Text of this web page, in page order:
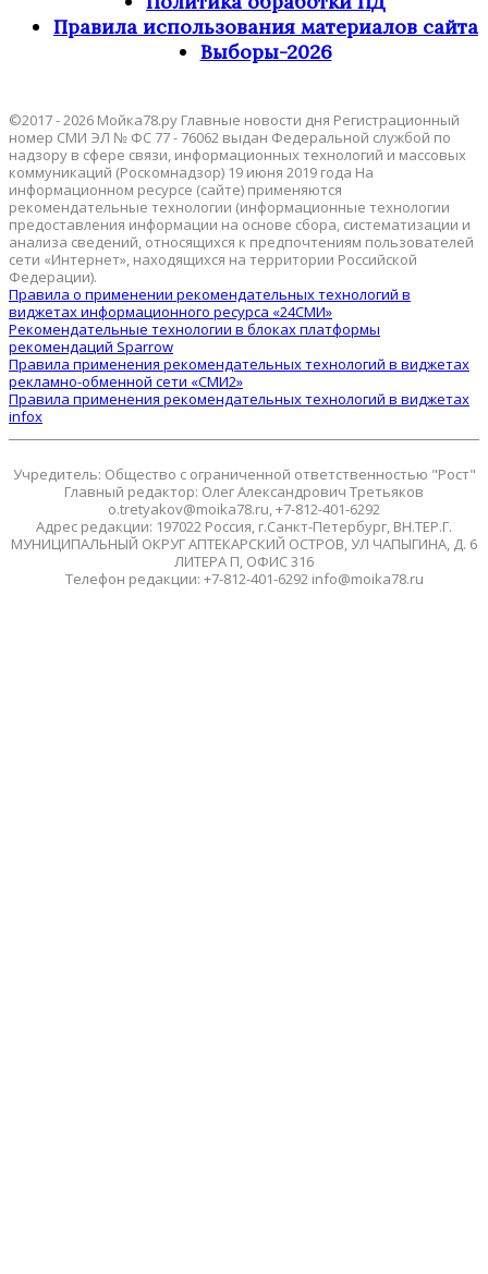
Правила использования материалов сайта
Выборы-2026
©2017 - 2026 Мойка78.ру Главные новости дня Регистрационный
номер СМИ ЭЛ № ФС 77 - 76062 выдан Федеральной службой по
надзору в сфере связи, информационных технологий и массовых
коммуникаций (Роскомнадзор) 19 июня 2019 года На
информационном ресурсе (сайте) применяются
рекомендательные технологии (информационные технологии
предоставления информации на основе сбора, систематизации и
анализа сведений, относящихся к предпочтениям пользователей
сети «Интернет», находящихся на территории Российской
Федерации).
Правила о применении рекомендательных технологий в
виджетах информационного ресурса «24СМИ»
Рекомендательные технологии в блоках платформы
рекомендаций Sparrow
Правила применения рекомендательных технологий в виджетах
рекламно-обменной сети «СМИ2»
Правила применения рекомендательных технологий в виджетах
infox
Учредитель: Общество с ограниченной ответственностью "Рост"
Главный редактор: Олег Александрович Третьяков
o.tretyakov@moika78.ru, +7-812-401-6292
Адрес редакции: 197022 Россия, г.Санкт-Петербург, ВН.ТЕР.Г.
МУНИЦИПАЛЬНЫЙ ОКРУГ АПТЕКАРСКИЙ ОСТРОВ, УЛ ЧАПЫГИНА, Д. 6
ЛИТЕРА П, ОФИС 316
Телефон редакции: +7-812-401-6292 info@moika78.ru